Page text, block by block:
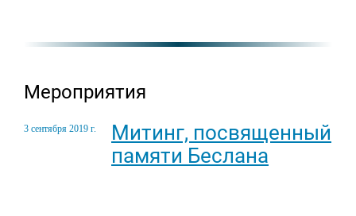
Мероприятия
3 сентября 2019 г.
Митинг, посвященный
памяти Беслана